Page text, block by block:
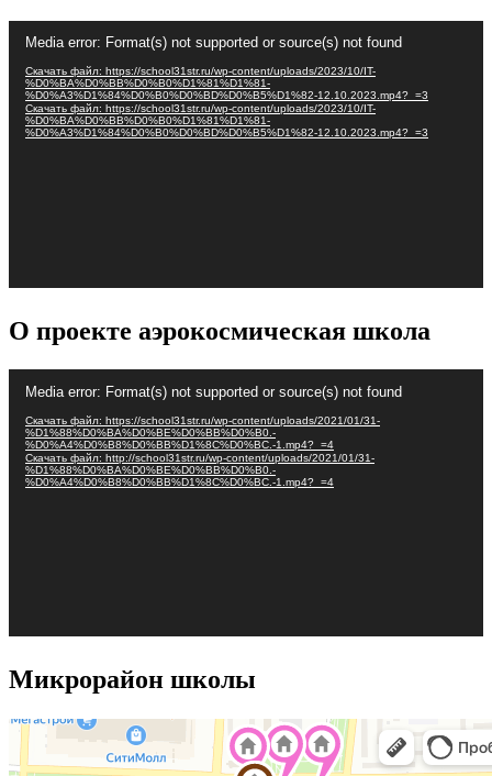
Видеоплеер
Media error: Format(s) not supported or source(s) not found
Скачать файл: https://school31str.ru/wp-content/uploads/2023/10/IT-
%D0%BA%D0%BB%D0%B0%D1%81%D1%81-
%D0%A3%D1%84%D0%B0%D0%BD%D0%B5%D1%82-12.10.2023.mp4?_=3
Скачать файл: https://school31str.ru/wp-content/uploads/2023/10/IT-
%D0%BA%D0%BB%D0%B0%D1%81%D1%81-
%D0%A3%D1%84%D0%B0%D0%BD%D0%B5%D1%82-12.10.2023.mp4?_=3
О проекте аэрокосмическая школа
Видеоплеер
Media error: Format(s) not supported or source(s) not found
Скачать файл: https://school31str.ru/wp-content/uploads/2021/01/31-
%D1%88%D0%BA%D0%BE%D0%BB%D0%B0.-
%D0%A4%D0%B8%D0%BB%D1%8C%D0%BC.-1.mp4?_=4
Скачать файл: http://school31str.ru/wp-content/uploads/2021/01/31-
%D1%88%D0%BA%D0%BE%D0%BB%D0%B0.-
%D0%A4%D0%B8%D0%BB%D1%8C%D0%BC.-1.mp4?_=4
Микрорайон школы